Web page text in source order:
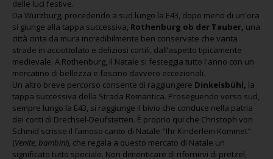
delle luci festive.
Da Würzburg, procedendo a sud lungo la E43, dopo meno di un'ora
si giunge alla tappa successiva, Rothenburg ob der Tauber, una
città cinta da mura incredibilmente ben conservate che vanta
strade in acciottolato e deliziosi cortili, dall’aspetto tipicamente
medievale. A Rothenburg, il Natale si festeggia tutto l'anno con un
mercatino di bellezza e fascino davvero eccezionali.
Un altro breve percorso consente di raggiungere Dinkelsbühl, la
tappa successiva della Strada Romantica. Proseguendo verso sud,
sempre lungo la E43, si raggiunge il bivio che conduce nella patria
dei conti di Drechsel-Deufstetten. È proprio qui che Christoph von
Schmid scrisse il famoso canto di Natale "Ihr Kinderlein Kommet"
(Venite, bambini), che regala a questo mercato di Natale un
significato tutto speciale. Non dimenticare di rifornirvi di pretzel,